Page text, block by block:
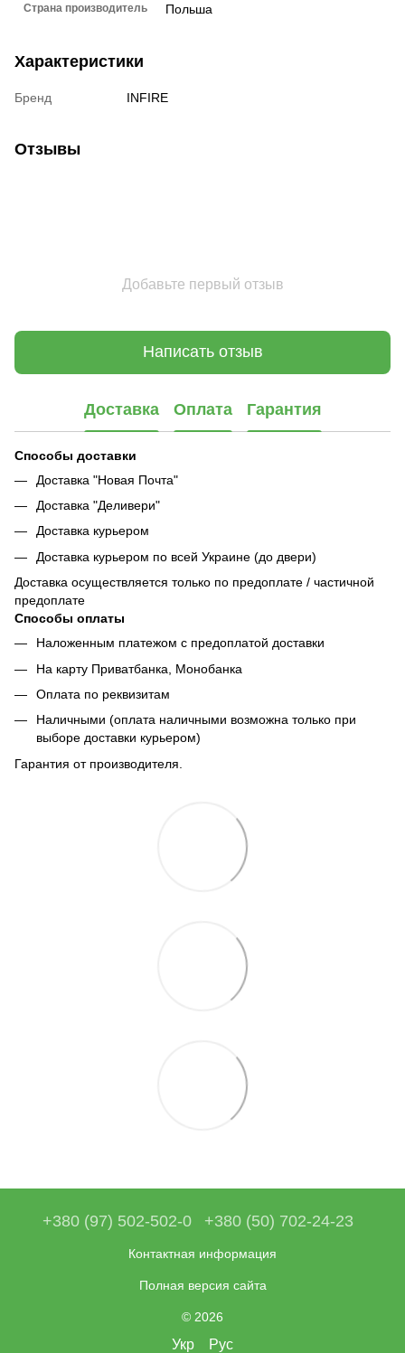
Страна производитель Польша
Характеристики
Бренд INFIRE
Отзывы
Добавьте первый отзыв
Написать отзыв
Доставка Оплата Гарантия
Способы доставки
Доставка "Новая Почта"
Доставка "Деливери"
Доставка курьером
Доставка курьером по всей Украине (до двери)
Доставка осуществляется только по предоплате / частичной
предоплате
Способы оплаты
Наложенным платежом с предоплатой доставки
На карту Приватбанка, Монобанка
Оплата по реквизитам
Наличными (оплата наличными возможна только при
выборе доставки курьером)
Гарантия от производителя.
+380 (97) 502-502-0 +380 (50) 702-24-23
Контактная информация
Полная версия сайта
© 2026
Укр Рус